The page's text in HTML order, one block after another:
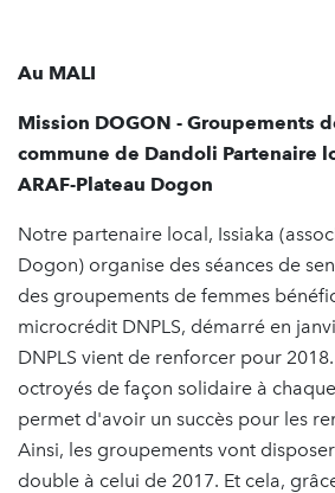
Au MALI
Mission DOGON - Groupements
commune de Dandoli Partenaire
ARAF-Plateau Dogon
Notre partenaire local, Issiaka
Dogon) organise des séances de
des groupements de femmes
microcrédit DNPLS, démarré en
DNPLS vient de renforcer pour
octroyés de façon solidaire à
permet d'avoir un succès pour les
Ainsi, les groupements vont
double à celui de 2017. Et cela,